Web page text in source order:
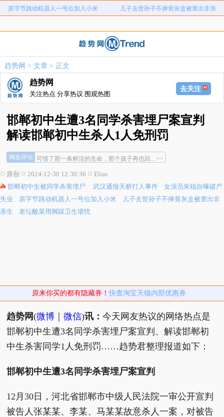
原字节跳动机器人一号位加入小米 儿子去世孙子不捧骨灰盒被查出非亲
河南重大刑案嫌疑人逃窜时伤害多人 情侣平潭翻墙拍日出坠崖
河南三支一扶考试存在规模性组织作
弊犯罪
原字节跳动机器人一号位加入小米 儿子去世孙子不捧骨灰盒被查出非亲
老坛酸菜用脚踩卫生堪忧
河南重大刑案嫌疑人逃窜时伤害多人 情侣平潭翻墙拍日出坠崖
富婆带资进组给自己硬加60多场吻戏 名创优品一次性内裤颜面尽失
弊犯罪 元
趋势网 > 文章> 正文
趋势网
关注热点 分享热议 围观热图
去关注
邯郸初中生遭3名同学杀害埋尸案宣判
解读邯郸初中生杀人1人免刑罚
网友评论
时代在发展，少年在早熟，法条该进步... >>
可惜了那一条鲜活的生命，那个孩子再也回... >>
宽容就是在纵容，让未成年犯罪更加有恃无... >>
可惜了那一条鲜活的生命，那个孩子再也回... >>
原创 2024-12-30 12:30:36
Elias
邯郸初中生被同学杀害埋尸
武汉通报天桥打人事件
女演员朱锐自曝破产
失业
原字节跳动机器人一号位加入小米
儿子去世孙子不捧骨灰盒被查出非
亲生
老坛酸菜用脚踩卫生堪忧
原来你买的都有隐藏券！快查淘宝天猫内部优惠券
趋势网(微博 ｜微信)讯：今天网友热议的网络热点是
邯郸初中生遭3名同学杀害埋尸案宣判、解读邯郸初
中生杀害同学1人免刑罚……趋势君整理报道如下：
邯郸初中生遭3名同学杀害埋尸案宣判
12月30日，河北省邯郸市中级人民法院一审公开宣判
被告人张某某、李某、马某某故意杀人一案，对被告